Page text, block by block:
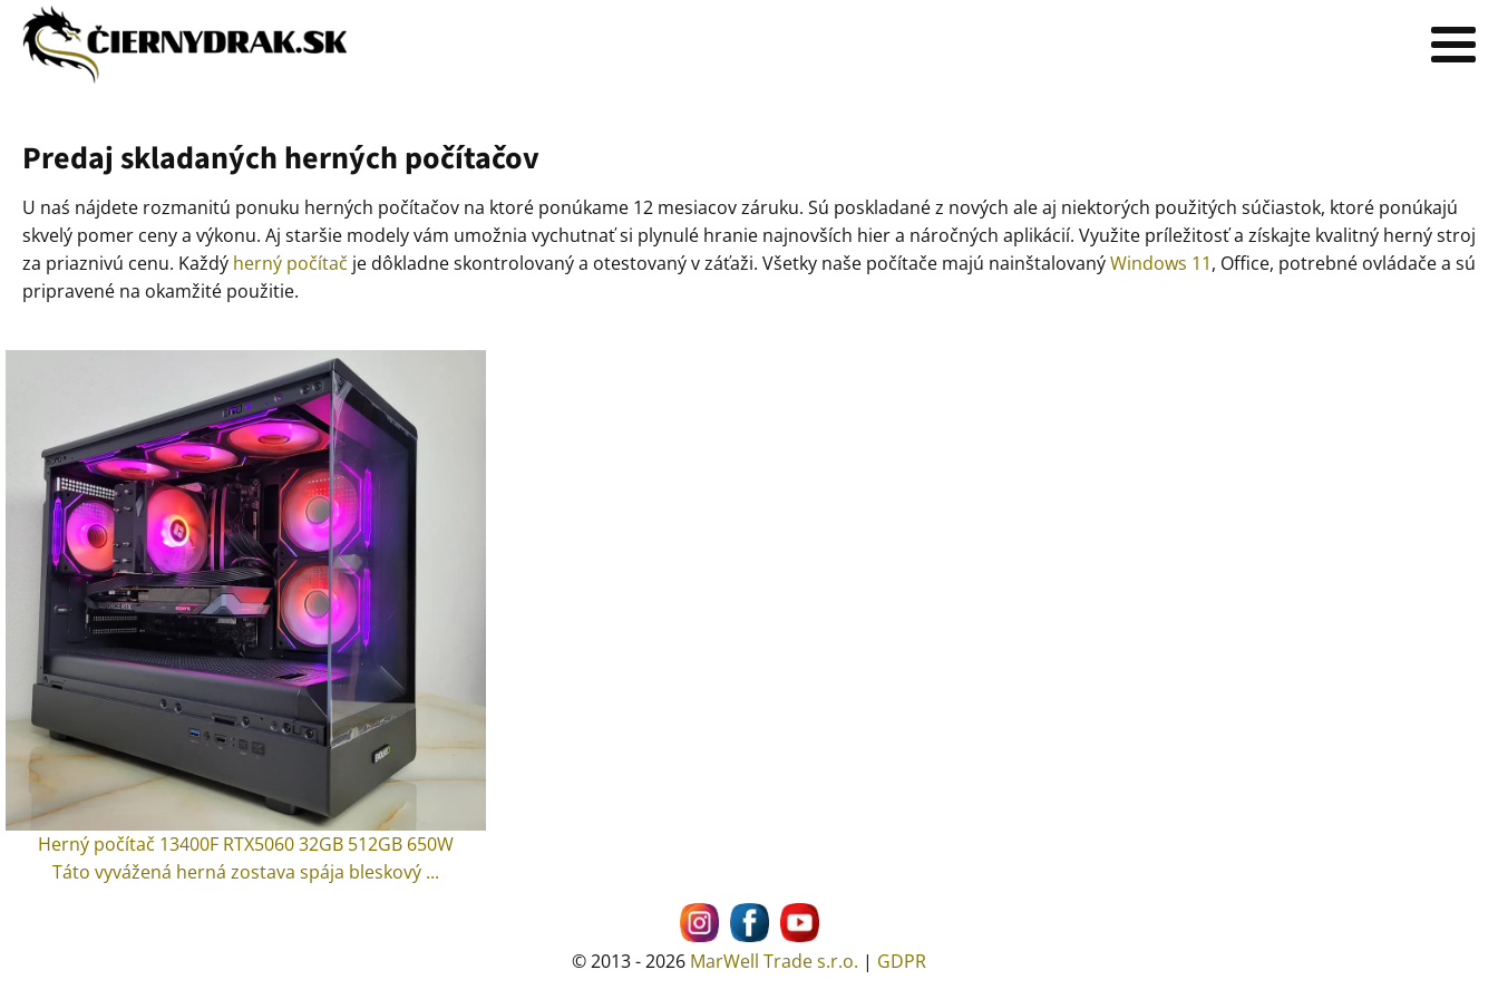
Predaj skladaných herných počítačov
U naś nájdete rozmanitú ponuku herných počítačov na ktoré ponúkame 12 mesiacov záruku. Sú poskladané z nových ale aj niektorých použitých súčiastok, ktoré ponúkajú
skvelý pomer ceny a výkonu. Aj staršie modely vám umožnia vychutnať si plynulé hranie najnovších hier a náročných aplikácií. Využite príležitosť a získajte kvalitný herný stroj
za priaznivú cenu. Každý herný počítač je dôkladne skontrolovaný a otestovaný v záťaži. Všetky naše počítače majú nainštalovanýWindows 11, Office, potrebné ovládače a sú
pripravené na okamžité použitie.
Herný počítač 13400F RTX5060 32GB 512GB 650W
Táto vyvážená herná zostava spája bleskový ...
© 2013 - 2026 MarWell Trade s.r.o. | GDPR